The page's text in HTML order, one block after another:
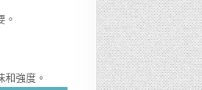
。
和強度。